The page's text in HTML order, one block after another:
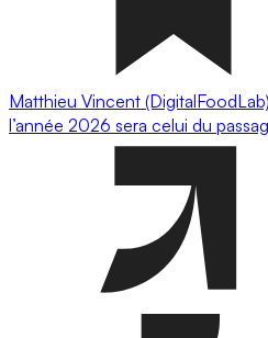
Matthieu Vincent
l’année 2026 sera celui du